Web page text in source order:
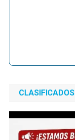
CLASIFICADOS